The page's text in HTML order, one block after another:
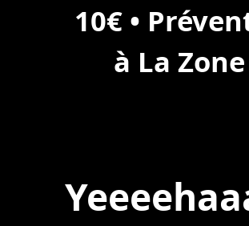
10€ •
à La Zone